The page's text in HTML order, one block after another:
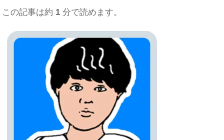
この記事は約 1 分で読めます。